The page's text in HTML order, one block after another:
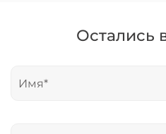
Остались